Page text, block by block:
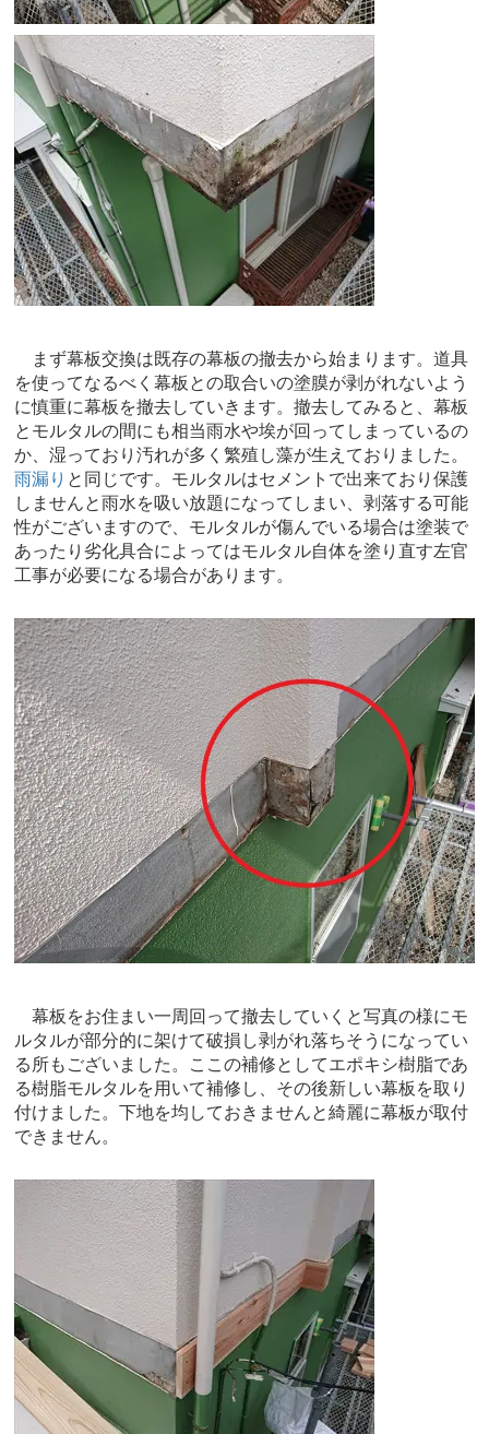
まず幕板交換は既存の幕板の撤去から始まります。道具
を使ってなるべく幕板との取合いの塗膜が剥がれないよう
に慎重に幕板を撤去していきます。撤去してみると、幕板
とモルタルの間にも相当雨水や埃が回ってしまっているの
か、湿っており汚れが多く繁殖し藻が生えておりました。
雨漏り と同じです。モルタルはセメントで出来ており保護
しませんと雨水を吸い放題になってしまい、剥落する可能
性がございますので、モルタルが傷んでいる場合は塗装で
あったり劣化具合によってはモルタル自体を塗り直す左官
工事が必要になる場合があります。
幕板をお住まい一周回って撤去していくと写真の様にモ
ルタルが部分的に架けて破損し剥がれ落ちそうになってい
る所もございました。ここの補修としてエポキシ樹脂であ
る樹脂モルタルを用いて補修し、その後新しい幕板を取り
付けました。下地を均しておきませんと綺麗に幕板が取付
できません。